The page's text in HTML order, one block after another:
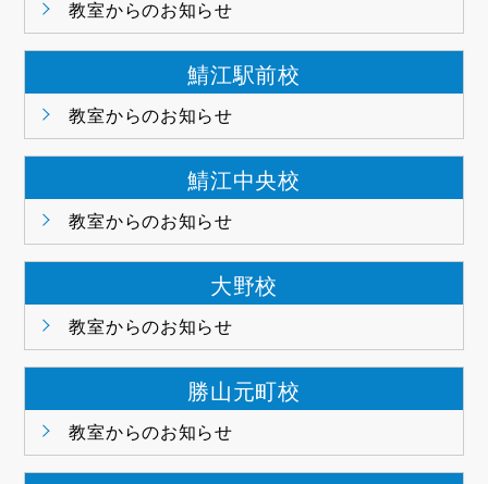
教室からのお知らせ
鯖江駅前校
教室からのお知らせ
鯖江中央校
教室からのお知らせ
大野校
教室からのお知らせ
勝山元町校
教室からのお知らせ